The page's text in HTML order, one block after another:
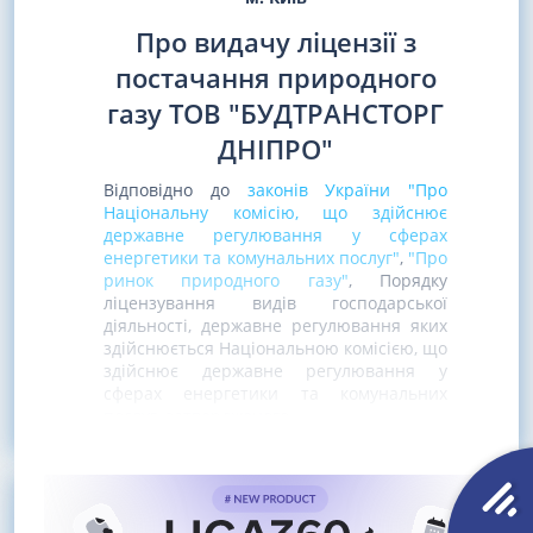
Про видачу ліцензії з
постачання природного
газу ТОВ "БУДТРАНСТОРГ
ДНІПРО"
Відповідно до законів України "Про
Національну комісію, що здійснює
державне регулювання у сферах
енергетики та комунальних послуг", "Про
ринок природного газу", Порядку
ліцензування видів господарської
діяльності, державне регулювання яких
здійснюється Національною комісією, що
здійснює державне регулювання у